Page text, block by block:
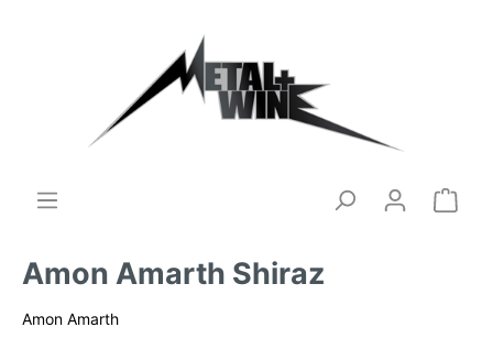
Amon Amarth Shiraz
Amon Amarth